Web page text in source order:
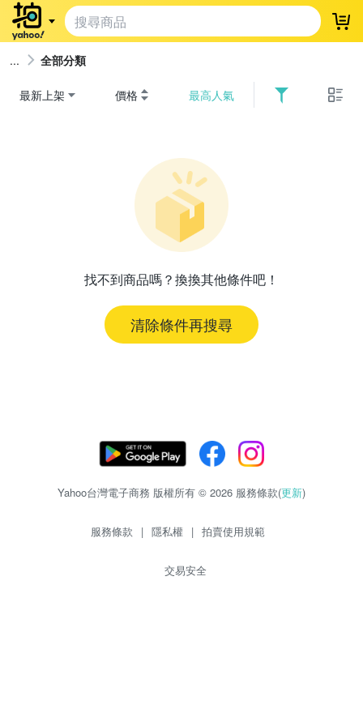
登
全部分類
最新上架 價格 最高人氣
找不到商品嗎？換換其他條件吧！
清除條件再搜尋
Yahoo台灣電子商務 版權所有 © 2026 服務條款(更新)
服務條款 | 隱私權 | 拍賣使用規範
交易安全